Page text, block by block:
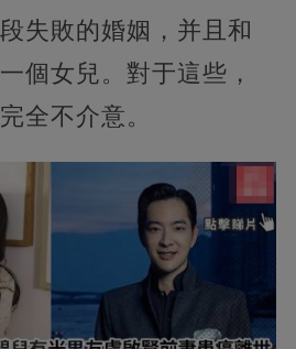
失敗的婚姻，并且和
個女兒。對于這些，
全不介意。